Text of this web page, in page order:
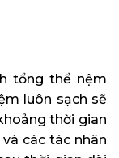
tổng thể nệm
luôn sạch sẽ
thời gian
các tác nhân